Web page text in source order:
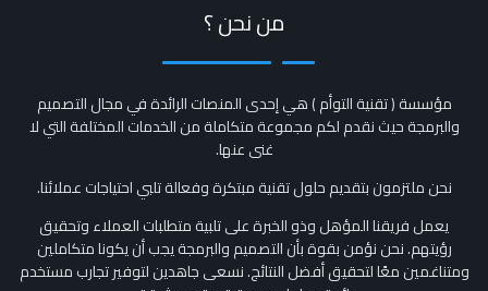
من نحن ؟
مؤسسة ( تقنية التوأم ) هي إحدى المنصات الرائدة في مجال التصميم
والبرمجة حيث نقدم لكم مجموعة متكاملة من الخدمات المختلفة التي لا
غنى عنها.
نحن ملتزمون بتقديم حلول تقنية مبتكرة وفعالة تلبي احتياجات عملائنا.
يعمل فريقنا المؤهل وذو الخبرة على تلبية متطلبات العملاء وتحقيق
رؤيتهم. نحن نؤمن بقوة بأن التصميم والبرمجة يجب أن يكونا متكاملين
ومتناغمين معًا لتحقيق أفضل النتائج. نسعى جاهدين لتوفير تجارب مستخدم